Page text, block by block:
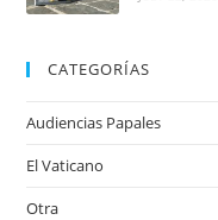
CATEGORÍAS
Audiencias Papales
El Vaticano
Otra